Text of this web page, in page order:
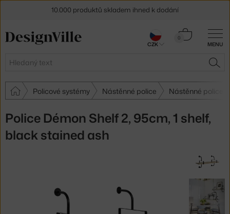
MENU
Hledat
0
Košík
Policové systémy Nástěnné police Nástěnné police
Police Démon Shelf 2, 95cm, 1 shelf,
black stained ash
10.000 produktů skladem ihned k dodání
30 dní na vrácení zboží
CZK